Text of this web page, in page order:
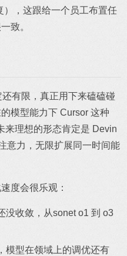
，这跟给一个员工布置任
致。
有限，真正用下来磕磕碰
模型能力下 Cursor 这种
来理想的形态肯定是 Devin
意力，无限扩展同一时间能
度会很乐观：
没收敛，从sonet o1 到 o3
模型在领域上的调优还有